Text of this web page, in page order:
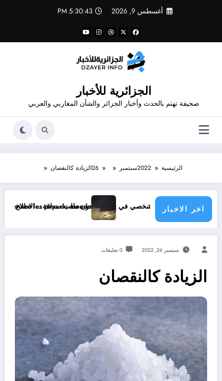
أغسطس 9, 2026 5:30:44 PM
الجزائرية للأخبار
صحيفة تهتم بالحدث وأخبار الجزائر والشأن المغاربي والعربي
الرئيسية 2022سبتمبر 26الزيادة كالنقصان
اخر الاخبار
.. الاطلاع على محتوى صفحة شخص اغلق ملفه الشخصي في فيسبوك دون طلب صداقةclimatique menace les pays du monde
سبتمبر 26, 2022 0 تعليقات
الزيادة كالنقصان